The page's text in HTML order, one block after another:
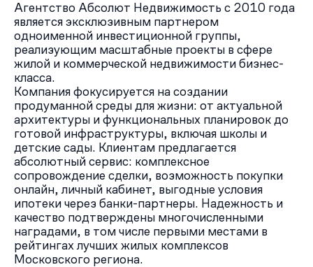
парковочных мест, обещанные застройщиком
наземные паркинги еще не все построены, а
плоскостных парковок уже не хватает.
Агентство Абсолют Недвижимость с 2010 года
является эксклюзивным партнером
одноименной инвестиционной группы,
реализующим масштабные проекты в сфере
жилой и коммерческой недвижимости бизнес-
класса.
Компания фокусируется на создании
продуманной среды для жизни: от актуальной
архитектуры и функциональных планировок до
готовой инфраструктуры, включая школы и
детские сады. Клиентам предлагается
абсолютный сервис: комплексное
сопровождение сделки, возможность покупки
онлайн, личный кабинет, выгодные условия
ипотеки через банки-партнеры. Надежность и
качество подтверждены многочисленными
наградами, в том числе первыми местами в
рейтингах лучших жилых комплексов
Московского региона.